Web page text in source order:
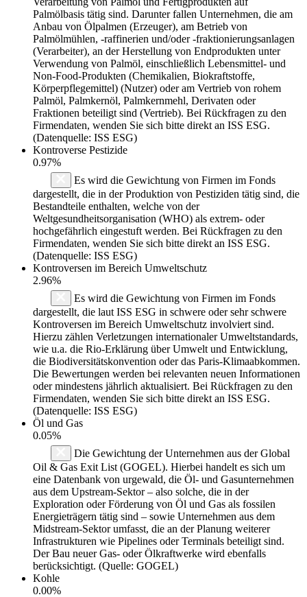
Palmölbasis tätig sind. Darunter fallen Unternehmen, die am
Anbau von Ölpalmen (Erzeuger), am Betrieb von
Palmölmühlen, -raffinerien und/oder -fraktionierungsanlagen
(Verarbeiter), an der Herstellung von Endprodukten unter
Verwendung von Palmöl, einschließlich Lebensmittel- und
Non-Food-Produkten (Chemikalien, Biokraftstoffe,
Körperpflegemittel) (Nutzer) oder am Vertrieb von rohem
Palmöl, Palmkernöl, Palmkernmehl, Derivaten oder
Fraktionen beteiligt sind (Vertrieb). Bei Rückfragen zu den
Firmendaten, wenden Sie sich bitte direkt an ISS ESG.
(Datenquelle: ISS ESG)
Kontroverse Pestizide
0.97%
Es wird die Gewichtung von Firmen im Fonds
dargestellt, die in der Produktion von Pestiziden tätig sind, die
Bestandteile enthalten, welche von der
Weltgesundheitsorganisation (WHO) als extrem- oder
hochgefährlich eingestuft werden. Bei Rückfragen zu den
Firmendaten, wenden Sie sich bitte direkt an ISS ESG.
(Datenquelle: ISS ESG)
Kontroversen im Bereich Umweltschutz
2.96%
Es wird die Gewichtung von Firmen im Fonds
dargestellt, die laut ISS ESG in schwere oder sehr schwere
Kontroversen im Bereich Umweltschutz involviert sind.
Hierzu zählen Verletzungen internationaler Umweltstandards,
wie u.a. die Rio-Erklärung über Umwelt und Entwicklung,
die Biodiversitätskonvention oder das Paris-Klimaabkommen.
Die Bewertungen werden bei relevanten neuen Informationen
oder mindestens jährlich aktualisiert. Bei Rückfragen zu den
Firmendaten, wenden Sie sich bitte direkt an ISS ESG.
(Datenquelle: ISS ESG)
Öl und Gas
0.05%
Die Gewichtung der Unternehmen aus der Global
Oil & Gas Exit List (GOGEL). Hierbei handelt es sich um
eine Datenbank von urgewald, die Öl- und Gasunternehmen
aus dem Upstream-Sektor – also solche, die in der
Exploration oder Förderung von Öl und Gas als fossilen
Energieträgern tätig sind – sowie Unternehmen aus dem
Midstream-Sektor umfasst, die an der Planung weiterer
Infrastrukturen wie Pipelines oder Terminals beteiligt sind.
Der Bau neuer Gas- oder Ölkraftwerke wird ebenfalls
berücksichtigt. (Quelle: GOGEL)
Kohle
0.00%